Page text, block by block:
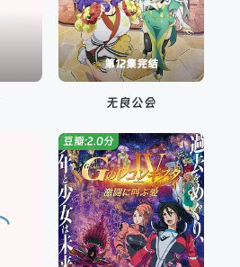
第12集完结
无良公会
豆瓣:2.0分